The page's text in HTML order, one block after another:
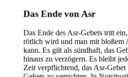
Das Ende von Asr
Das Ende des Asr-Gebets tritt
rötlich wird und man mit bloßem
kann. Es gilt als sündhaft, das
hinaus zu verzögern. Es bleibt
Zeit verpflichtend, das Asr-